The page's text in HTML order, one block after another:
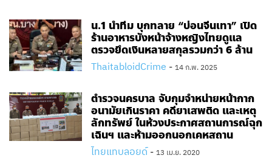
น.1 นำทีม บุกทลาย “บ่อนจีนเทา” เปิด
ร้านอาหารบังหน้าจ้างหญิงไทยดูแล
ตรวจยึดเงินหลายสกุลรวมกว่า 6 ล้าน
ThaitabloidCrime - 14 ก.พ. 2025
ตำรวจนครบาล จับกุมจำหน่ายหน้ากาก
อนามัยเกินราคา คดียาเสพติด และเหตุ
ลักทรัพย์ ในห้วงประกาศสถานการณ์ฉุก
เฉินฯ และห้ามออกนอกเคหสถาน
ไทยแทบลอยด์ - 13 เม.ย. 2020